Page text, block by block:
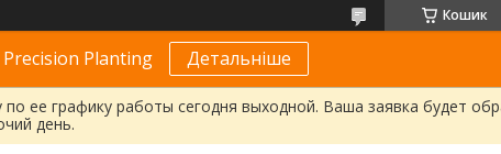
Кошик
Planting Детальніше
ее графику работы сегодня выходной. Ваша заявка будет
день.